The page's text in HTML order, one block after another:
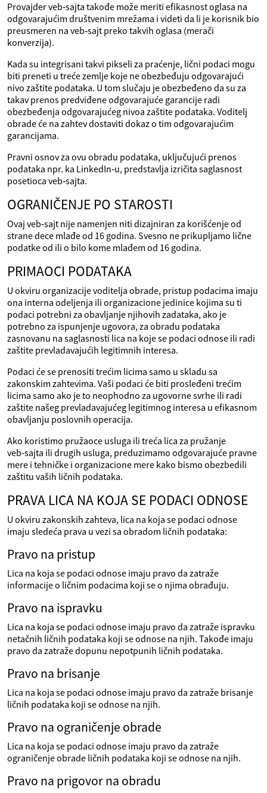
Provajder veb‑sajta takođe može meriti efikasnost oglasa na
odgovarajućim društvenim mrežama i videti da li je korisnik bio
preusmeren na veb‑sajt preko takvih oglasa (merači
konverzija).
Kada su integrisani takvi pikseli za praćenje, lični podaci mogu
biti preneti u treće zemlje koje ne obezbeđuju odgovarajući
nivo zaštite podataka. U tom slučaju je obezbeđeno da su za
takav prenos predviđene odgovarajuće garancije radi
obezbeđenja odgovarajućeg nivoa zaštite podataka. Voditelj
obrade će na zahtev dostaviti dokaz o tim odgovarajućim
garancijama.
Pravni osnov za ovu obradu podataka, uključujući prenos
podataka npr. ka LinkedIn‑u, predstavlja izričita saglasnost
posetioca veb‑sajta.
OGRANIČENJE PO STAROSTI
Ovaj veb‑sajt nije namenjen niti dizajniran za korišćenje od
strane dece mlađe od 16 godina. Svesno ne prikupljamo lične
podatke od ili o bilo kome mlađem od 16 godina.
PRIMAOCI PODATAKA
U okviru organizacije voditelja obrade, pristup podacima imaju
ona interna odeljenja ili organizacione jedinice kojima su ti
podaci potrebni za obavljanje njihovih zadataka, ako je
potrebno za ispunjenje ugovora, za obradu podataka
zasnovanu na saglasnosti lica na koje se podaci odnose ili radi
zaštite prevladavajućih legitimnih interesa.
Podaci će se prenositi trećim licima samo u skladu sa
zakonskim zahtevima. Vaši podaci će biti prosleđeni trećim
licima samo ako je to neophodno za ugovorne svrhe ili radi
zaštite našeg prevladavajućeg legitimnog interesa u efikasnom
obavljanju poslovnih operacija.
Ako koristimo pružaoce usluga ili treća lica za pružanje
veb‑sajta ili drugih usluga, preduzimamo odgovarajuće pravne
mere i tehničke i organizacione mere kako bismo obezbedili
zaštitu vaših ličnih podataka.
PRAVA LICA NA KOJA SE PODACI ODNOSE
U okviru zakonskih zahteva, lica na koja se podaci odnose
imaju sledeća prava u vezi sa obradom ličnih podataka:
Pravo na pristup
Lica na koja se podaci odnose imaju pravo da zatraže
informacije o ličnim podacima koji se o njima obrađuju.
Pravo na ispravku
Lica na koja se podaci odnose imaju pravo da zatraže ispravku
netačnih ličnih podataka koji se odnose na njih. Takođe imaju
pravo da zatraže dopunu nepotpunih ličnih podataka.
Pravo na brisanje
Lica na koja se podaci odnose imaju pravo da zatraže brisanje
ličnih podataka koji se odnose na njih.
Pravo na ograničenje obrade
Lica na koja se podaci odnose imaju pravo da zatraže
ograničenje obrade ličnih podataka koji se odnose na njih.
Pravo na prigovor na obradu